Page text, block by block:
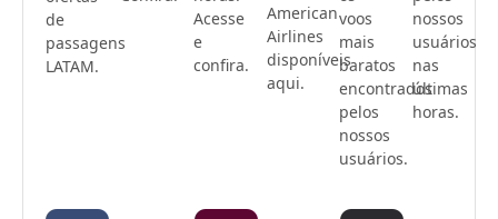
de
passagens
LATAM.
Acesse
e
confira.
American
Airlines
disponíveis
aqui.
voos
mais
baratos
encontrados
pelos
nossos
usuários.
nossos
usuários
nas
últimas
horas.